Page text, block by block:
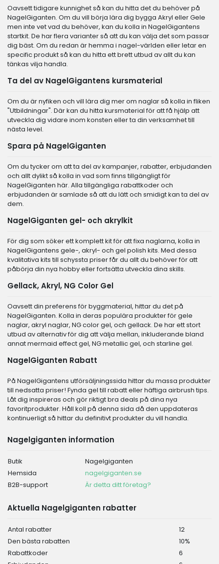
Oavsett tidigare kunnighet så kan du hitta det du behöver på
NagelGiganten. Om du vill börja lära dig bygga Akryl eller Gele
men inte vet vad du behöver, kan du kolla in NagelGigantens
startkit. De har flera varianter så att du kan välja det som passar
dig bäst. Om du redan är hemma i nagel-världen eller letar en
specific produkt så kan du hitta ett brett utbud av allt du kan
tänkas vilja handla.
Ta del av NagelGigantens kursmaterial
Om du är nyfiken och vill lära dig mer om naglar så kolla in fliken
"Utbildningar". Där kan du hitta kursmaterial för att få hjälp att
utveckla dig vidare inom konsten eller ta din verksamhet till
nästa level.
Spara på NagelGiganten
Om du tycker om att ta del av kampanjer, rabatter, erbjudanden
och allt dylikt så kolla in vad som finns tillgängligt för
NagelGiganten här. Alla tillgängliga rabattkoder och
erbjudanden är samlade så att du lätt och smidigt kan ta del av
dem.
NagelGiganten gel- och akrylkit
För dig som söker ett komplett kit för att fixa naglarna, kolla in
NagelGigantens gele-, akryl- och gel polish kits. Med dessa
kvalitativa kits till schyssta priser får du allt du behöver för att
påbörja din nya hobby eller fortsätta utveckla dina skills.
Gellack, Akryl, NG Color Gel
Oavsett din preferens för byggmaterial, hittar du det på
NagelGiganten. Kolla in deras populära produkter för gele
naglar, akryl naglar, NG color gel, och gellack. De har ett stort
utbud av alternativ för dig att välja mellan, inkluderande bland
annat mermaid effect gel, NG metallic gel, och starline gel.
NagelGiganten Rabatt
På NagelGigantens utförsäljningssida hittar du massa produkter
till nedsatta priser! Fynda gel till rabatt eller häftiga airbrush tips.
Låt dig inspireras och gör riktigt bra deals på dina nya
favoritprodukter. Håll koll på denna sida då den uppdateras
kontinuerligt så hittar du definitivt produkter du vill handla.
Nagelgiganten information
Butik
Nagelgiganten
Hemsida
nagelgiganten.se
B2B-support
Är detta ditt företag?
Aktuella Nagelgiganten rabatter
Antal rabatter
12
Den bästa rabatten
10%
Rabattkoder
6